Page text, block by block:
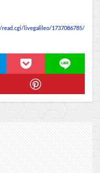
livegalileo/1737086785/